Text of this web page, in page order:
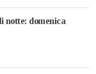
notte: domenica